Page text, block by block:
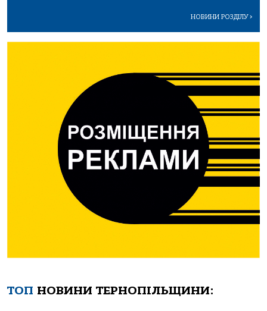
НОВИНИ РОЗДІЛУ>
ТОП НОВИНИ ТЕРНОПІЛЬЩИНИ: